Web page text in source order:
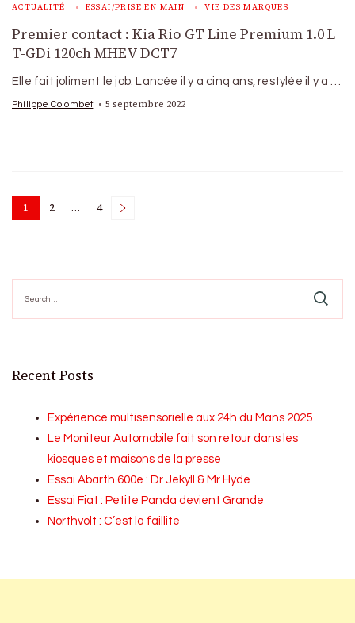
ACTUALITÉ ESSAI/PRISE EN MAIN VIE DES MARQUES
Premier contact : Kia Rio GT Line Premium 1.0 L
T-GDi 120ch MHEV DCT7
Elle fait joliment le job. Lancée il y a cinq ans, restylée il y a …
Philippe Colombet 5 septembre 2022
Posts
Page
1 Page
2 … Page
4
for:
Recent Posts
Expérience multisensorielle aux 24h du Mans 2025
Le Moniteur Automobile fait son retour dans les
kiosques et maisons de la presse
Essai Abarth 600e : Dr Jekyll & Mr Hyde
Essai Fiat : Petite Panda devient Grande
Northvolt : C’est la faillite